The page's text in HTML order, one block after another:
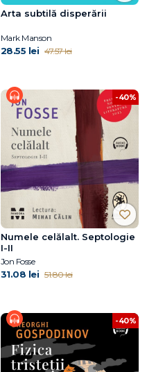
Arta subtilă disperării
Mark Manson
28.55 lei 47.57 lei
-40%
Numele celălalt. Septologie
I-II
Jon Fosse
31.08 lei 51.80 lei
-40%